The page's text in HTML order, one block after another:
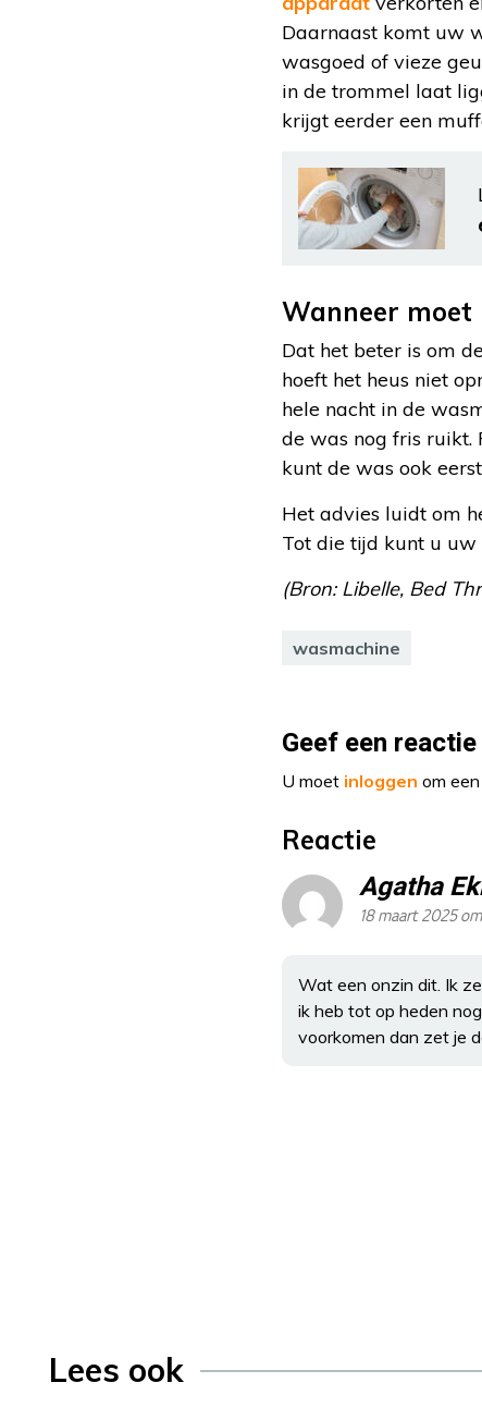
Daarnaast komt uw
wasgoed of vieze
in de trommel laat
krijgt eerder een
Wanneer moet
Dat het beter is om
hoeft het heus niet
hele nacht in de
de was nog fris ruikt.
kunt de was ook
Het advies luidt om
Tot die tijd kunt u
(Bron: Libelle, Bed
wasmachine
Geef een reactie
U moet inloggen om
Reactie
Agatha
18 maart 2025
Wat een onzin dit. Ik
ik heb tot op heden
voorkomen dan zet je
Lees ook